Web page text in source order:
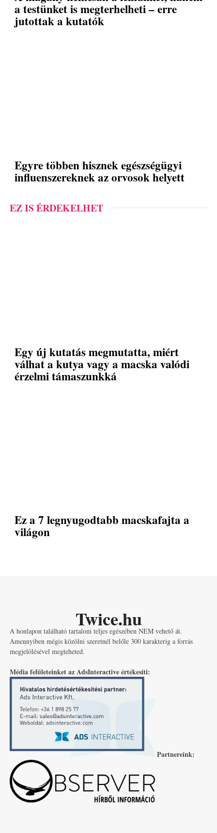
a testünket is megterhelheti – erre
jutottak a kutatók
Egyre többen hisznek egészségügyi
influenszereknek az orvosok helyett
EZ IS ÉRDEKELHET
Egy új kutatás megmutatta, miért
válhat a kutya vagy a macska valódi
érzelmi támaszunkká
Ez a 7 legnyugodtabb macskafajta a
világon
Twice.hu
A honlapon található tartalom teljes egészében NEM vehető át.
Amennyiben mégis közölni szeretnél belőle 300 karakterig a forrás
megjelölésével megteheted.
Média felületeinket az AdsInteractive értékesíti:
Partnereink: